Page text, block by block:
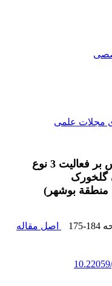
مجلات علمی
ارزیابی آثار آلودگی نفتی خلیج‏فارس بر فعالیت 3 نوع
گل‏خورک
175-184
اصل مقاله